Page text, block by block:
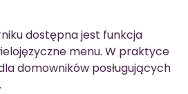
dostępna jest funkcja
menu. W praktyce
domowników posługujących